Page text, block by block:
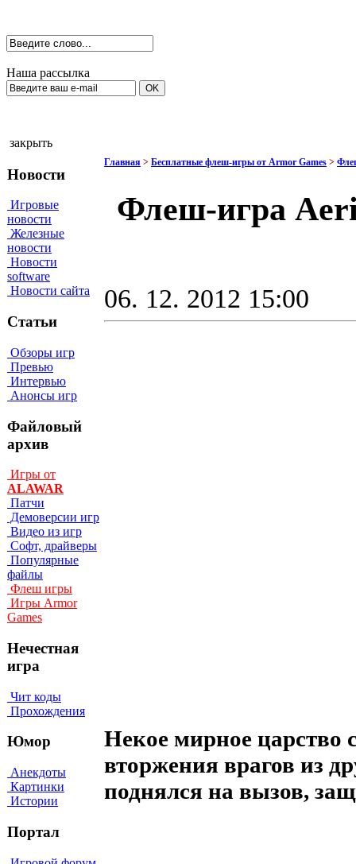
Наша рассылка
закрыть
Новости
Игровые
новости
Железные
новости
Новости
software
Новости сайта
Статьи
Обзоры игр
Превью
Интервью
Анонсы игр
Файловый
архив
Игры от
ALAWAR
Патчи
Демоверсии игр
Видео из игр
Софт, драйверы
Популярные
файлы
Флеш игры
Игры Armor
Games
Нечестная
игра
Чит коды
Прохождения
Юмор
Анекдоты
Картинки
Истории
Портал
Главная > Бесплатные флеш-игры от Armor Games >
Флеш-игра
06. 12. 2012 15:00
Некое мирное царство
вторжения врагов из
поднялся на вызов,